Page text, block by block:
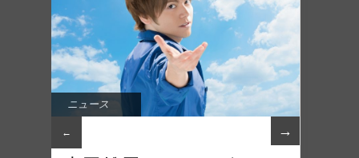
ニュース
← →